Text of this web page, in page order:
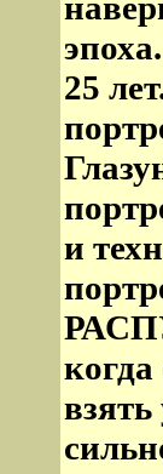
25
и